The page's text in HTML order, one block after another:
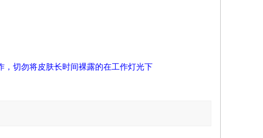
切勿将皮肤长时间裸露的在工作灯光下